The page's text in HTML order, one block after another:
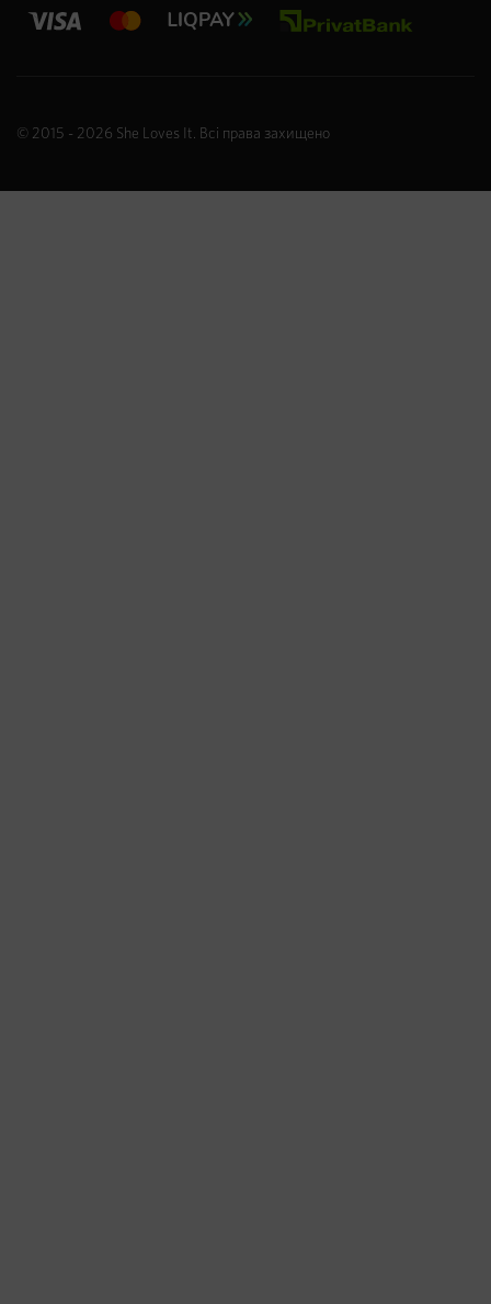
© 2015 - 2026 She Loves It. Всі права захищено